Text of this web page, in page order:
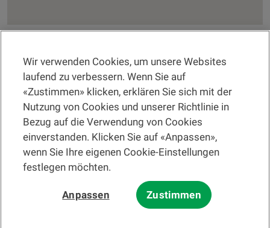
Eine Filiale suchen
Hilfe und Kontakt
Bitte lesen Sie zuerst die Nutzungsbedingungen der Website
Nutzungsbedingungen der elektronischen Post
Bei den auf dieser Website angebotenen Informationen und/oder
Wir verwenden Cookies, um unsere Websites
laufend zu verbessern. Wenn Sie auf
«Zustimmen» klicken, erklären Sie sich mit der
Nutzung von Cookies und unserer Richtlinie in
Bezug auf die Verwendung von Cookies
einverstanden. Klicken Sie auf «Anpassen»,
wenn Sie Ihre eigenen Cookie-Einstellungen
festlegen möchten.
Anpassen Zustimmen